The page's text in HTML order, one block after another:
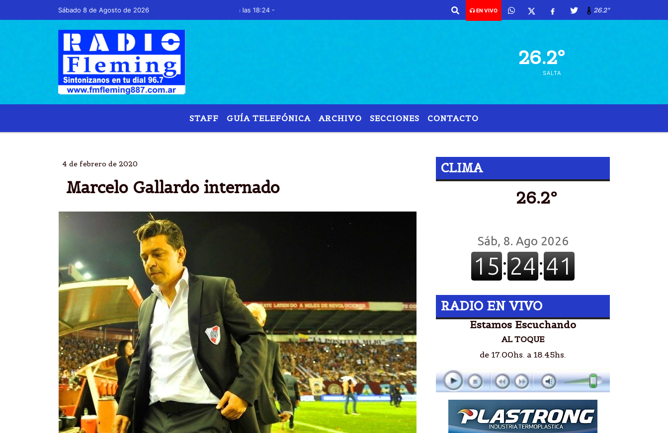
Sábado 8 de Agosto de 2026
Hoy es Sábado 8 de Agosto de 2026 y son las 18:24 - EN VIVO 26.2º
26.2º
SALTA
STAFF GUÍA TELEFÓNICA ARCHIVO SECCIONES CONTACTO
4 de febrero de 2020
Marcelo Gallardo internado
CLIMA
26.2º
RADIO EN VIVO
Estamos Escuchando
AL TOQUE
de 17.00hs. a 18.45hs.